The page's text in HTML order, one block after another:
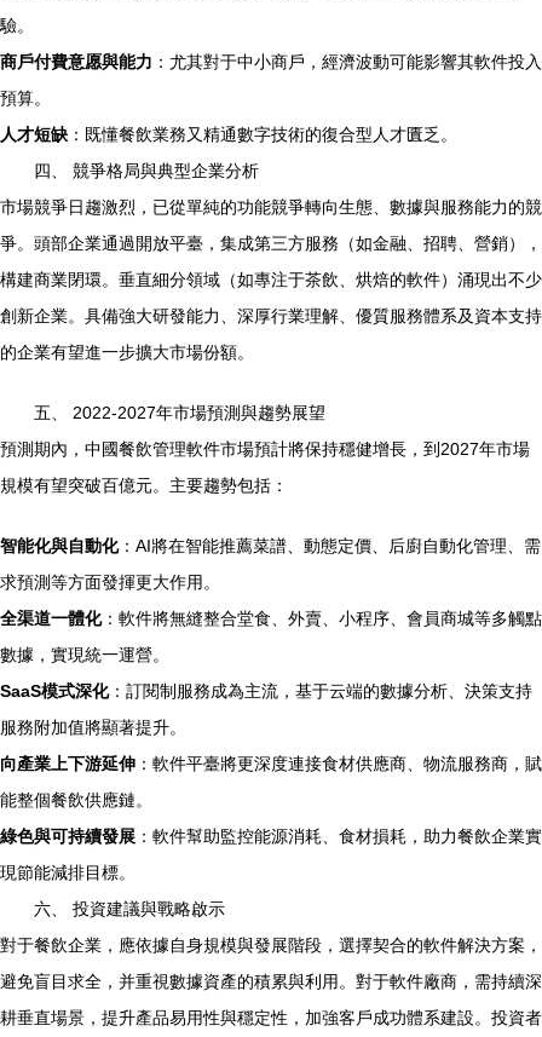
驗。
商戶付費意愿與能力 ：尤其對于中小商戶，經濟波動可能影響其軟件投入
預算。
人才短缺 ：既懂餐飲業務又精通數字技術的復合型人才匱乏。
四、 競爭格局與典型企業分析
市場競爭日趨激烈，已從單純的功能競爭轉向生態、數據與服務能力的競
爭。頭部企業通過開放平臺，集成第三方服務（如金融、招聘、營銷），
構建商業閉環。垂直細分領域（如專注于茶飲、烘焙的軟件）涌現出不少
創新企業。具備強大研發能力、深厚行業理解、優質服務體系及資本支持
的企業有望進一步擴大市場份額。
五、 2022-2027年市場預測與趨勢展望
預測期內，中國餐飲管理軟件市場預計將保持穩健增長，到2027年市場
規模有望突破百億元。主要趨勢包括：
智能化與自動化：AI將在智能推薦菜譜、動態定價、后廚自動化管理、需
求預測等方面發揮更大作用。
全渠道一體化：軟件將無縫整合堂食、外賣、小程序、會員商城等多觸點
數據，實現統一運營。
SaaS模式深化：訂閱制服務成為主流，基于云端的數據分析、決策支持
服務附加值將顯著提升。
向產業上下游延伸 ：軟件平臺將更深度連接食材供應商、物流服務商，賦
能整個餐飲供應鏈。
綠色與可持續發展 ：軟件幫助監控能源消耗、食材損耗，助力餐飲企業實
現節能減排目標。
六、 投資建議與戰略啟示
對于餐飲企業，應依據自身規模與發展階段，選擇契合的軟件解決方案，
避免盲目求全，并重視數據資產的積累與利用。對于軟件廠商，需持續深
耕垂直場景，提升產品易用性與穩定性，加強客戶成功體系建設。投資者